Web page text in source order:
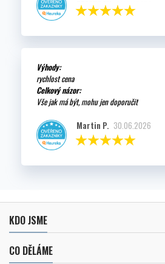
Výhody:
rychlost cena
Celkový názor:
Vše jak má být, mohu jen doporučit
Martin P. 30.06.2026
KDO JSME
CO DĚLÁME